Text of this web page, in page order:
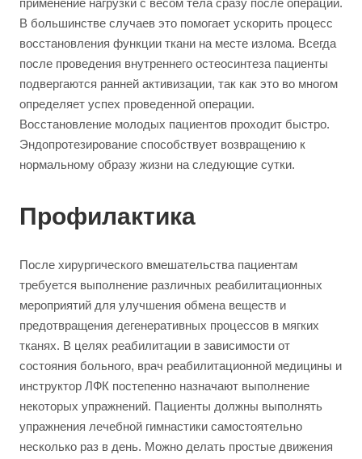
применение нагрузки с весом тела сразу после операции.
В большинстве случаев это помогает ускорить процесс
восстановления функции ткани на месте излома. Всегда
после проведения внутреннего остеосинтеза пациенты
подвергаются ранней активизации, так как это во многом
определяет успех проведенной операции.
Восстановление молодых пациентов проходит быстро.
Эндопротезирование способствует возвращению к
нормальному образу жизни на следующие сутки.
Профилактика
После хирургического вмешательства пациентам
требуется выполнение различных реабилитационных
мероприятий для улучшения обмена веществ и
предотвращения дегенеративных процессов в мягких
тканях. В целях реабилитации в зависимости от
состояния больного, врач реабилитационной медицины и
инструктор ЛФК постепенно назначают выполнение
некоторых упражнений. Пациенты должны выполнять
упражнения лечебной гимнастики самостоятельно
несколько раз в день. Можно делать простые движения